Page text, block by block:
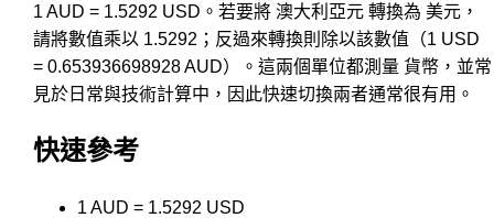
1 AUD = 1.5292 USD。若要將 澳大利亞元 轉換為 美元，
請將數值乘以 1.5292；反過來轉換則除以該數值（1 USD
= 0.653936698928 AUD）。這兩個單位都測量 貨幣，並常
見於日常與技術計算中，因此快速切換兩者通常很有用。
快速參考
1 AUD = 1.5292 USD